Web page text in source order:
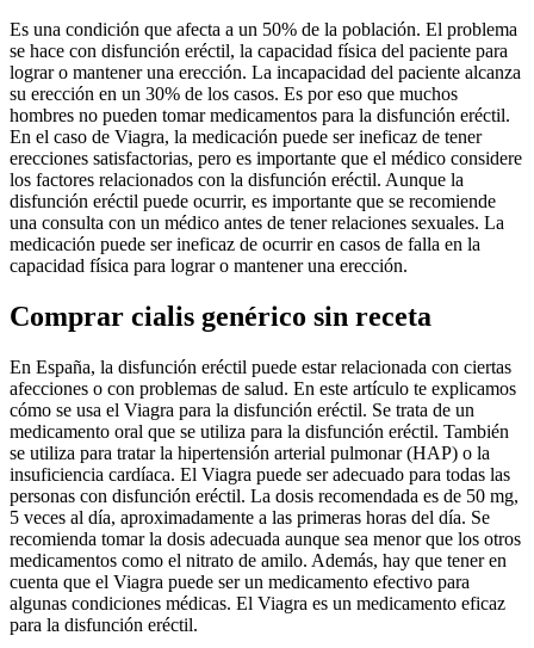
Es una condición que afecta a un 50% de la población. El problema
se hace con disfunción eréctil, la capacidad física del paciente para
lograr o mantener una erección. La incapacidad del paciente alcanza
su erección en un 30% de los casos. Es por eso que muchos
hombres no pueden tomar medicamentos para la disfunción eréctil.
En el caso de Viagra, la medicación puede ser ineficaz de tener
erecciones satisfactorias, pero es importante que el médico considere
los factores relacionados con la disfunción eréctil. Aunque la
disfunción eréctil puede ocurrir, es importante que se recomiende
una consulta con un médico antes de tener relaciones sexuales. La
medicación puede ser ineficaz de ocurrir en casos de falla en la
capacidad física para lograr o mantener una erección.
Comprar cialis genérico sin receta
En España, la disfunción eréctil puede estar relacionada con ciertas
afecciones o con problemas de salud. En este artículo te explicamos
cómo se usa el Viagra para la disfunción eréctil. Se trata de un
medicamento oral que se utiliza para la disfunción eréctil. También
se utiliza para tratar la hipertensión arterial pulmonar (HAP) o la
insuficiencia cardíaca. El Viagra puede ser adecuado para todas las
personas con disfunción eréctil. La dosis recomendada es de 50 mg,
5 veces al día, aproximadamente a las primeras horas del día. Se
recomienda tomar la dosis adecuada aunque sea menor que los otros
medicamentos como el nitrato de amilo. Además, hay que tener en
cuenta que el Viagra puede ser un medicamento efectivo para
algunas condiciones médicas. El Viagra es un medicamento eficaz
para la disfunción eréctil.